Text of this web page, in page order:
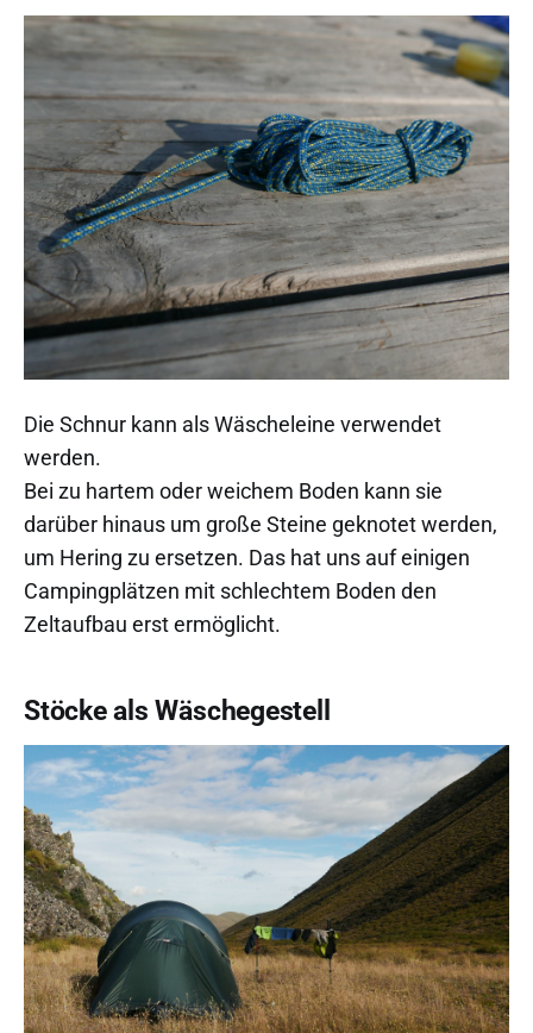
Die Schnur kann als Wäscheleine verwendet
werden.
Bei zu hartem oder weichem Boden kann sie
darüber hinaus um große Steine geknotet werden,
um Hering zu ersetzen. Das hat uns auf einigen
Campingplätzen mit schlechtem Boden den
Zeltaufbau erst ermöglicht.
Stöcke als Wäschegestell